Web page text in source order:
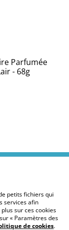
Parfumée
- 68g
des
petits fichiers qui
services afin
sur ces cookies
« Paramètres des
de cookies.